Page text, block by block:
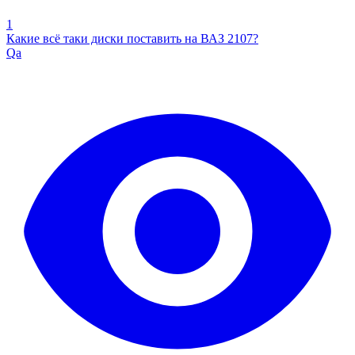
1
Какие всё таки диски поставить на ВАЗ 2107?
Qa